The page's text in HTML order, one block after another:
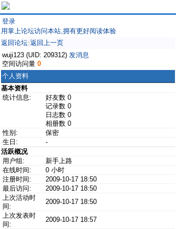
登录
用掌上论坛访问本站,拥有更好阅读体验
返回论坛 返回上一页
wuji123 (UID: 209312) 发消息
空间访问量 0
个人资料
基本资料
统计信息:
好友数 0
记录数 0
日志数 0
相册数 0
性别:
保密
生日:
-
活跃概况
用户组:
新手上路
在线时间:
0 小时
注册时间:
2009-10-17 18:50
最后访问:
2009-10-17 18:50
上次活动时
间:
2009-10-17 18:50
上次发表时
间:
2009-10-17 18:57